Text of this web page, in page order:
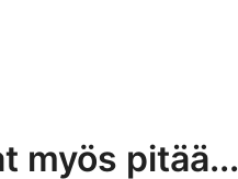
myös pitää...